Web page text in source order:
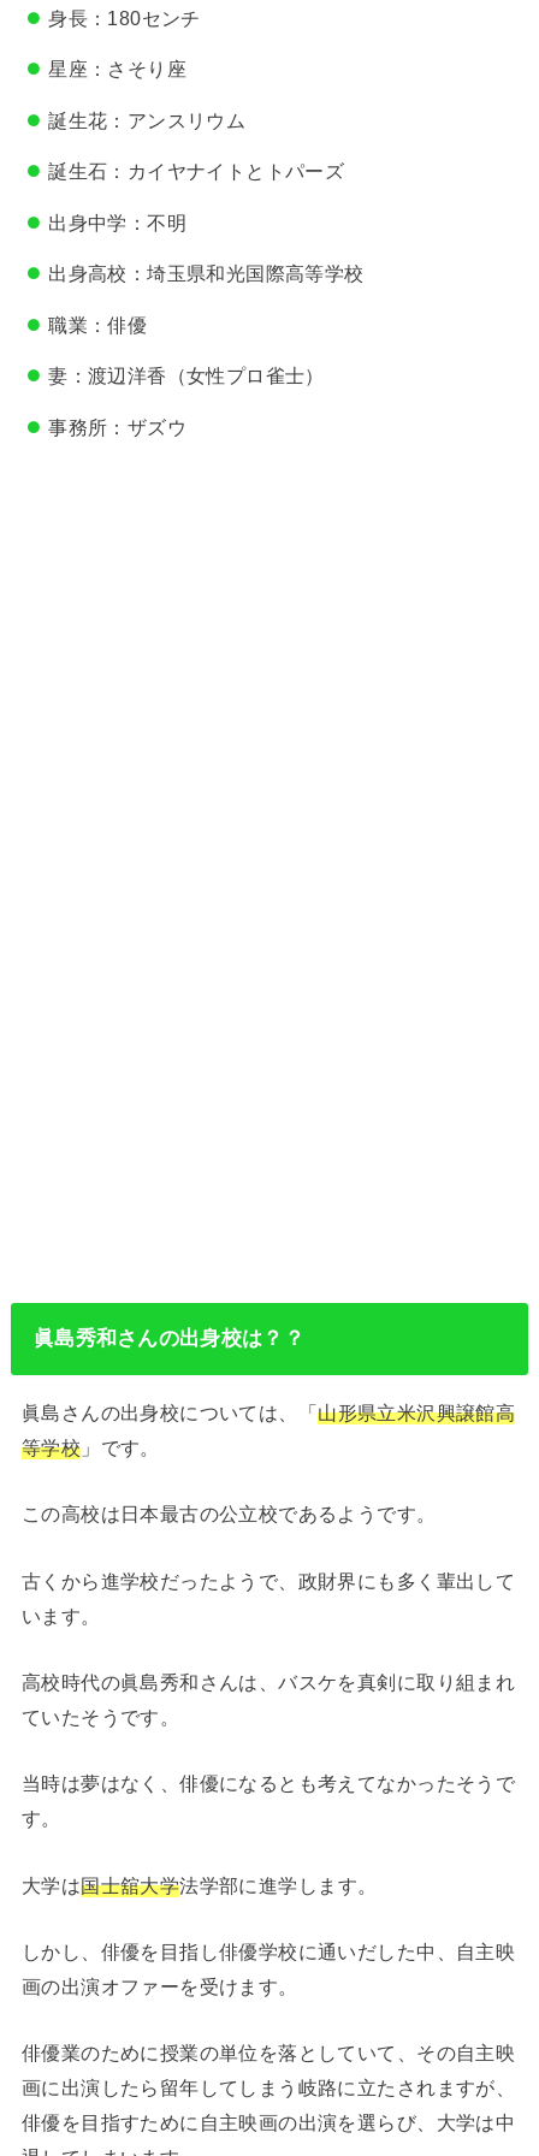
身長：180センチ
星座： さそり座
誕生花：アンスリウム
誕生石：カイヤナイトとトパーズ
出身中学：不明
出身高校：埼玉県和光国際高等学校
職業：俳優
妻：渡辺洋香（女性プロ雀士）
事務所：ザズウ
眞島秀和さんの出身校は？？
眞島さんの出身校については、「山形県立米沢興譲館高
等学校 」です。
この高校は日本最古の公立校であるようです。
古くから進学校だったようで、政財界にも多く輩出して
います。
高校時代の眞島秀和さんは、バスケを真剣に取り組まれ
ていたそうです。
当時は夢はなく、俳優になるとも考えてなかったそうで
す。
大学は国士舘大学法学部に進学します。
しかし、俳優を目指し俳優学校に通いだした中、自主映
画の出演オファーを受けます。
俳優業のために授業の単位を落としていて、その自主映
画に出演したら留年してしまう岐路に立たされますが、
俳優を目指すために自主映画の出演を選らび、大学は中